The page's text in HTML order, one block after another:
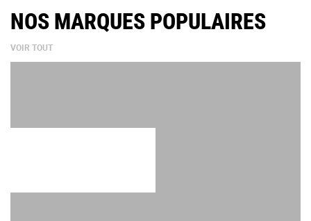
NOS MARQUES POPULAIRES
VOIR TOUT